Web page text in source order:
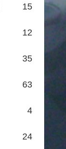
15
12
35
63
4
24